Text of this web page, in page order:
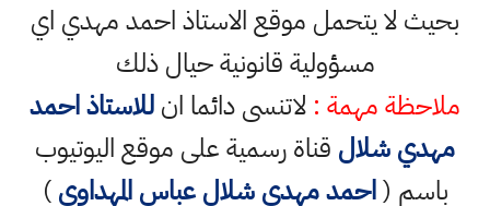
بحيث لا يتحمل موقع الاستاذ احمد مهدي اي
مسؤولية قانونية حيال ذلك
ملاحظة مهمة : لاتنسى دائما انللاستاذ احمد
مهدي شلال قناة رسمية على موقع اليوتيوب
باسم (احمد مهدي شلال عباس المهداوي)